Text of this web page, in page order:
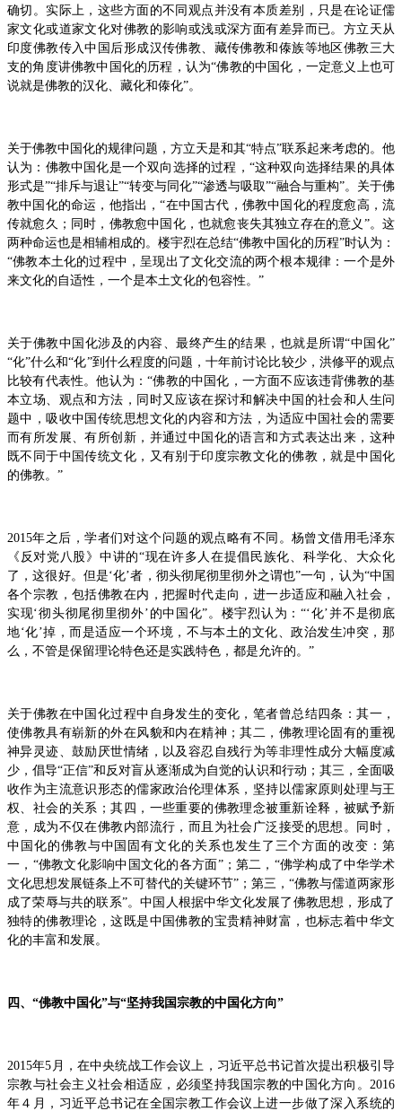
确切。实际上，这些方面的不同观点并没有本质差别，只是在论证儒
家文化或道家文化对佛教的影响或浅或深方面有差异而已。方立天从
印度佛教传入中国后形成汉传佛教、藏传佛教和傣族等地区佛教三大
支的角度讲佛教中国化的历程，认为“佛教的中国化，一定意义上也可
说就是佛教的汉化、藏化和傣化”。
关于佛教中国化的规律问题，方立天是和其“特点”联系起来考虑的。他
认为：佛教中国化是一个双向选择的过程，“这种双向选择结果的具体
形式是”“排斥与退让”“转变与同化”“渗透与吸取”“融合与重构”。关于佛
教中国化的命运，他指出，“在中国古代，佛教中国化的程度愈高，流
传就愈久；同时，佛教愈中国化，也就愈丧失其独立存在的意义”。这
两种命运也是相辅相成的。楼宇烈在总结“佛教中国化的历程”时认为：
“佛教本土化的过程中，呈现出了文化交流的两个根本规律：一个是外
来文化的自适性，一个是本土文化的包容性。”
关于佛教中国化涉及的内容、最终产生的结果，也就是所谓“中国化”
“化”什么和“化”到什么程度的问题，十年前讨论比较少，洪修平的观点
比较有代表性。他认为：“佛教的中国化，一方面不应该违背佛教的基
本立场、观点和方法，同时又应该在探讨和解决中国的社会和人生问
题中，吸收中国传统思想文化的内容和方法，为适应中国社会的需要
而有所发展、有所创新，并通过中国化的语言和方式表达出来，这种
既不同于中国传统文化，又有别于印度宗教文化的佛教，就是中国化
的佛教。”
2015年之后，学者们对这个问题的观点略有不同。杨曾文借用毛泽东
《反对党八股》中讲的“现在许多人在提倡民族化、科学化、大众化
了，这很好。但是‘化’者，彻头彻尾彻里彻外之谓也”一句，认为“中国
各个宗教，包括佛教在内，把握时代走向，进一步适应和融入社会，
实现‘彻头彻尾彻里彻外’的中国化”。楼宇烈认为：“‘化’并不是彻底
地‘化’掉，而是适应一个环境，不与本土的文化、政治发生冲突，那
么，不管是保留理论特色还是实践特色，都是允许的。”
关于佛教在中国化过程中自身发生的变化，笔者曾总结四条：其一，
使佛教具有崭新的外在风貌和内在精神；其二，佛教理论固有的重视
神异灵迹、鼓励厌世情绪，以及容忍自残行为等非理性成分大幅度减
少，倡导“正信”和反对盲从逐渐成为自觉的认识和行动；其三，全面吸
收作为主流意识形态的儒家政治伦理体系，坚持以儒家原则处理与王
权、社会的关系；其四，一些重要的佛教理念被重新诠释，被赋予新
意，成为不仅在佛教内部流行，而且为社会广泛接受的思想。同时，
中国化的佛教与中国固有文化的关系也发生了三个方面的改变：第
一，“佛教文化影响中国文化的各方面”；第二，“佛学构成了中华学术
文化思想发展链条上不可替代的关键环节”；第三，“佛教与儒道两家形
成了荣辱与共的联系”。中国人根据中华文化发展了佛教思想，形成了
独特的佛教理论，这既是中国佛教的宝贵精神财富，也标志着中华文
化的丰富和发展。
四、“佛教中国化”与“坚持我国宗教的中国化方向”
2015年5月，在中央统战工作会议上，习近平总书记首次提出积极引导
宗教与社会主义社会相适应，必须坚持我国宗教的中国化方向。2016
年４月，习近平总书记在全国宗教工作会议上进一步做了深入系统的